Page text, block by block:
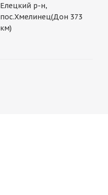
Елецкий р-н,
пос.Хмелинец(Дон 373
км)